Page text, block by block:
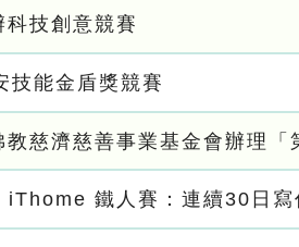
科技創意競賽
技能金盾獎競賽
教慈濟慈善事業基金會辦理「
iThome 鐵人賽：連續30日寫